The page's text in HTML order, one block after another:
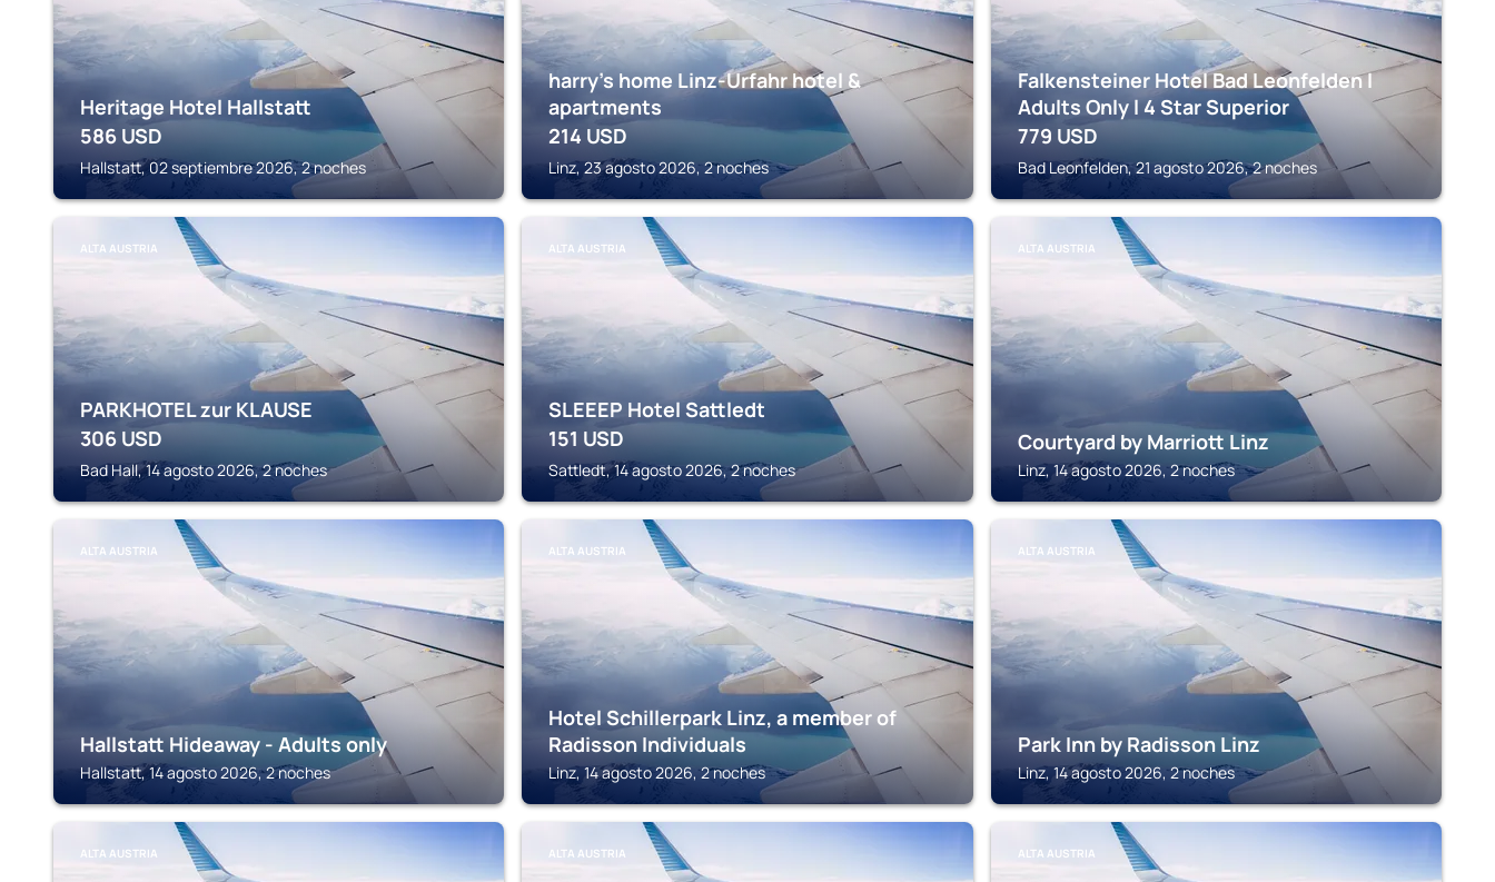
Heritage Hotel Hallstatt
586 USD
Hallstatt, 02 septiembre 2026, 2 noches
harry’s home Linz-Urfahr hotel &
apartments
214 USD
Linz, 23 agosto 2026, 2 noches
Falkensteiner Hotel Bad Leonfelden l
Adults Only l 4 Star Superior
779 USD
Bad Leonfelden, 21 agosto 2026, 2 noches
ALTA AUSTRIA
PARKHOTEL zur KLAUSE
306 USD
Bad Hall, 14 agosto 2026, 2 noches
ALTA AUSTRIA
SLEEEP Hotel Sattledt
151 USD
Sattledt, 14 agosto 2026, 2 noches
ALTA AUSTRIA
Courtyard by Marriott Linz
Linz, 14 agosto 2026, 2 noches
ALTA AUSTRIA
Hallstatt Hideaway - Adults only
Hallstatt, 14 agosto 2026, 2 noches
ALTA AUSTRIA
Hotel Schillerpark Linz, a member of
Radisson Individuals
Linz, 14 agosto 2026, 2 noches
ALTA AUSTRIA
Park Inn by Radisson Linz
Linz, 14 agosto 2026, 2 noches
ALTA AUSTRIA ALTA AUSTRIA ALTA AUSTRIA